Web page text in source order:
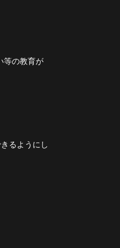
等の教育が
るようにし